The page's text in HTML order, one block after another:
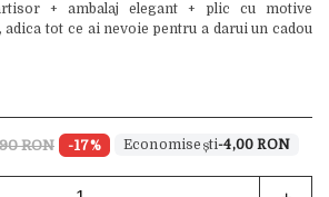
+ ambalaj elegant + plic cu motive
tot ce ai nevoie pentru a darui un cadou
RON -17% -4,00 RON